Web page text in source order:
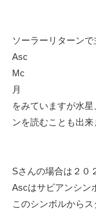
ソーラーリターン
Asc
Mc
月
をみていますが水
ンを読むことも出来
Sさんの場合は２０
Ascはサビアンシン
このシンボルから